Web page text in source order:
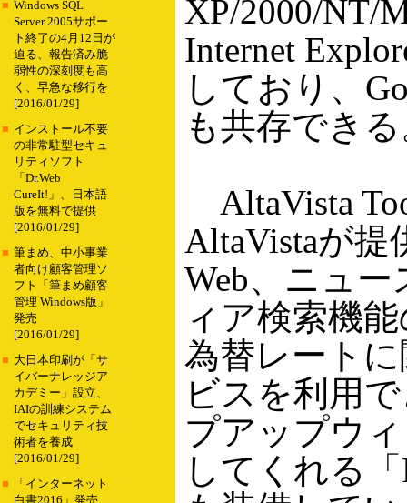
■ Windows SQL
Server 2005サポー
ト終了の4月12日が
迫る、報告済み脆
弱性の深刻度も高
く、早急な移行を
[2016/01/29]
■ インストール不要
の非常駐型セキュ
リティソフト
「Dr.Web
CureIt!」、日本語
版を無料で提供
[2016/01/29]
■ 筆まめ、中小事業
者向け顧客管理ソ
フト「筆まめ顧客
管理 Windows版」
発売
[2016/01/29]
■ 大日本印刷が「サ
イバーナレッジア
カデミー」設立、
IAIの訓練システム
でセキュリティ技
術者を養成
[2016/01/29]
■
「インターネット
白書2016」発売、
XP/2000/NT/
Internet
しており、
も共存でき
AltaVista
AltaVistaが提
Web、ニュ
ィア検索機
為替レート
ビスを利用
プアップウ
してくれる